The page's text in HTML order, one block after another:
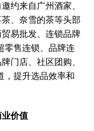
约来自广州酒家、
、奈雪的茶等头部
易批发、连锁品牌
零售连锁、品牌连
门店、社区团购、
，提升选品效率和
业价值